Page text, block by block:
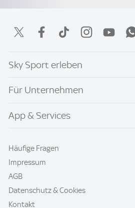
Sky Sport erleben
Für Unternehmen
App & Services
Häufige Fragen
Impressum
AGB
Datenschutz & Cookies
Kontakt